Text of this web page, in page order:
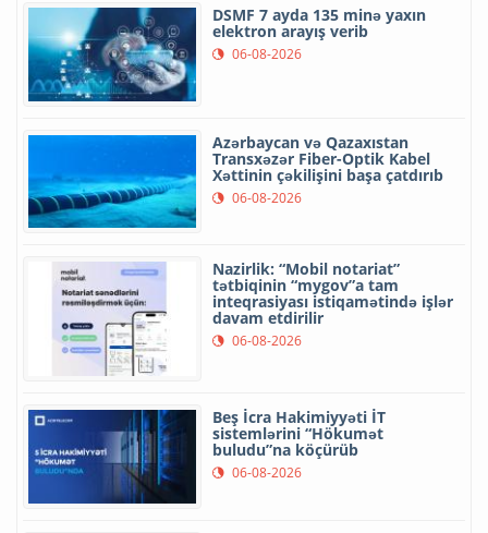
DSMF 7 ayda 135 minə yaxın
elektron arayış verib
06-08-2026
Azərbaycan və Qazaxıstan
Transxəzər Fiber-Optik Kabel
Xəttinin çəkilişini başa çatdırıb
06-08-2026
Nazirlik: “Mobil notariat”
tətbiqinin “mygov”a tam
inteqrasiyası istiqamətində işlər
davam etdirilir
06-08-2026
Beş İcra Hakimiyyəti İT
sistemlərini “Hökumət
buludu”na köçürüb
06-08-2026